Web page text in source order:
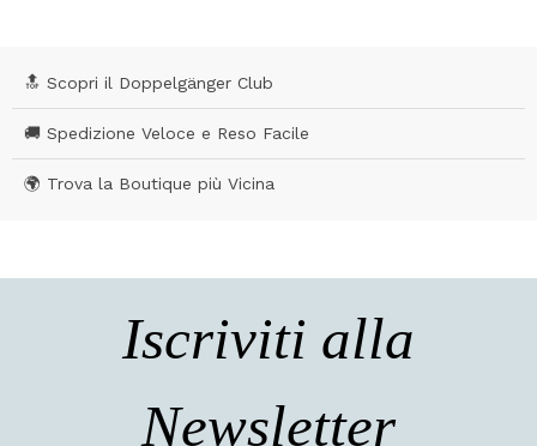
🔝 Scopri il Doppelgänger Club
🚚 Spedizione Veloce e Reso Facile
🌍 Trova la Boutique più Vicina
Iscriviti alla
Newsletter